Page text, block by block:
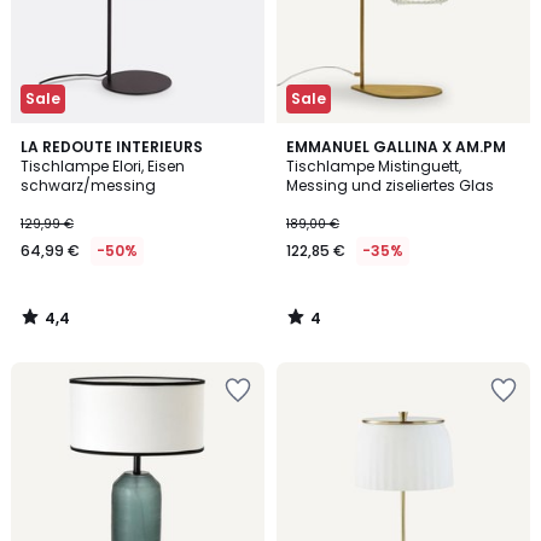
Sale
LA REDOUTE INTERIEURS
Tischlampe Elori, Eisen
schwarz/messing
129,99 €
64,99 € -50%
4,4
/ 5
4,4
/
Sale
EMMANUEL GALLINA X AM.PM
Tischlampe Mistinguett,
Messing und ziseliertes Glas
189,00 €
122,85 € -35%
4
/
5
4
/